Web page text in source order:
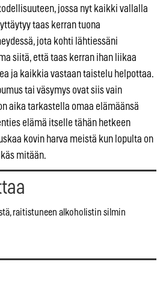
jossa nyt kaikki vallalla
taas kerran tuona
jota kohti lähtiessäni
siitä, että taas kerran ihan liikaa
ja kaikkia vastaan taistelu helpottaa.
tai väsymys ovat siis vain
aika tarkastella omaa elämäänsä
elämä itselle tähän hetkeen
kovin harva meistä kun lopulta on
mitään.
raitistuneen alkoholistin silmin